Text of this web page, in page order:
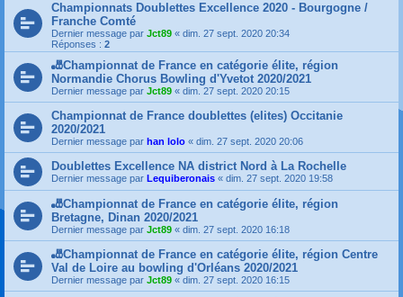
Championnats Doublettes Excellence 2020 - Bourgogne /
Franche Comté
Dernier message par Jct89 « dim. 27 sept. 2020 20:34
Réponses : 2
🎳Championnat de France en catégorie élite, région
Normandie Chorus Bowling d'Yvetot 2020/2021
Dernier message par Jct89 « dim. 27 sept. 2020 20:15
Championnat de France doublettes (elites) Occitanie
2020/2021
Dernier message par han lolo « dim. 27 sept. 2020 20:06
Doublettes Excellence NA district Nord à La Rochelle
Dernier message par Lequiberonais « dim. 27 sept. 2020 19:58
🎳Championnat de France en catégorie élite, région
Bretagne, Dinan 2020/2021
Dernier message par Jct89 « dim. 27 sept. 2020 16:18
🎳Championnat de France en catégorie élite, région Centre
Val de Loire au bowling d'Orléans 2020/2021
Dernier message par Jct89 « dim. 27 sept. 2020 16:15